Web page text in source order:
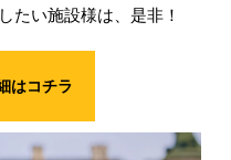
たい施設様は、是非！
はコチラ